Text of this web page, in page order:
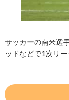
サッカーの南米選
ッドなどで1次リ